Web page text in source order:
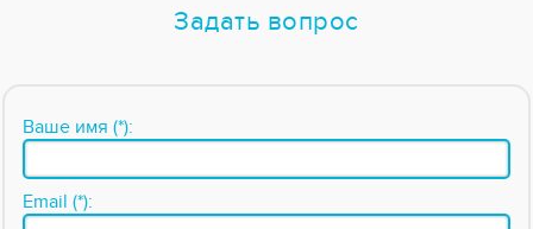
Задать вопрос
Ваше имя (*):
Email (*):